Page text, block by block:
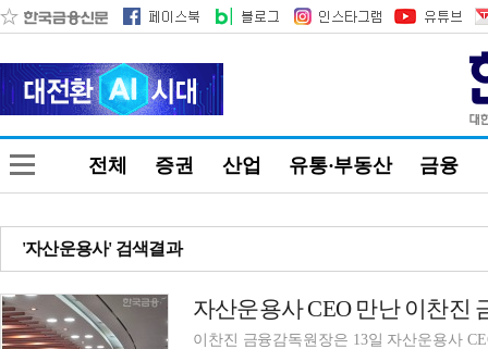
전체 증권 산업 유통·부동산 금융
'자산운용사' 검색결과
이찬진 금융감독원장은 13일 자산운용사